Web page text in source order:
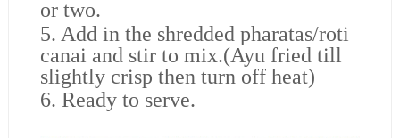
or two.
5. Add in the shredded pharatas/roti
canai and stir to mix.(Ayu fried till
slightly crisp then turn off heat)
6. Ready to serve.